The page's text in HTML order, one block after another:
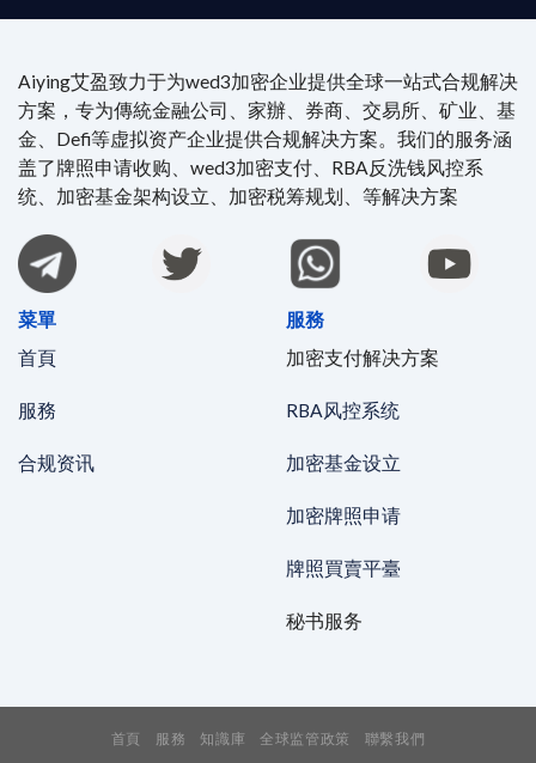
Aiying艾盈致力于为wed3加密企业提供全球一站式合规解决
方案，专为傳統金融公司、家辦、券商、交易所、矿业、基
金、Defi等虚拟资产企业提供合规解决方案。我们的服务涵
盖了牌照申请收购、wed3加密支付、RBA反洗钱风控系
统、加密基金架构设立、加密税筹规划、等解决方案
菜單
首頁
服務
合规资讯
服務
加密支付解决方案
RBA风控系统
加密基金设立
加密牌照申请
牌照買賣平臺
秘书服务
首頁 服務 知識庫 全球监管政策 聯繫我們